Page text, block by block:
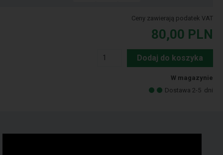
Ceny zawierają podatek VAT
80,00 PLN
Dodaj do koszyka
W magazynie
Dostawa 2-5 dni